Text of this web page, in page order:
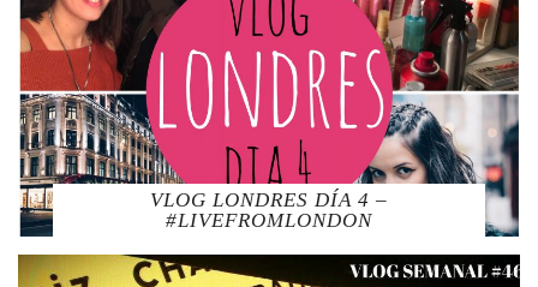
VLOG LONDRES DÍA 4 –
#LIVEFROMLONDON